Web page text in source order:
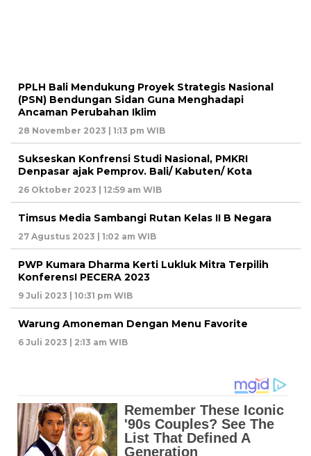
PPLH Bali Mendukung Proyek Strategis Nasional
(PSN) Bendungan Sidan Guna Menghadapi
Ancaman Perubahan Iklim
28 November 2023 | 1:13 pm WIB
Sukseskan Konfrensi Studi Nasional, PMKRI
Denpasar ajak Pemprov. Bali/ Kabuten/ Kota
26 Oktober 2023 | 12:59 am WIB
Timsus Media Sambangi Rutan Kelas II B Negara
27 Agustus 2023 | 1:02 am WIB
PWP Kumara Dharma Kerti Lukluk Mitra Terpilih
KonferensI PECERA 2023
9 Juli 2023 | 10:31 pm WIB
Warung Amoneman Dengan Menu Favorite
6 Juli 2023 | 2:13 am WIB